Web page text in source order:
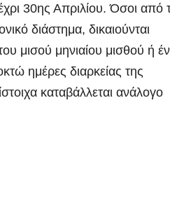
30ης Απριλίου. Όσοι από
διάστημα, δικαιούνται
μισού μηνιαίου μισθού ή
ημέρες διαρκείας της
καταβάλλεται ανάλογο